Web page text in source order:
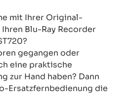
mit Ihrer Original-
Blu-Ray Recorder
gegangen oder
eine praktische
zur Hand haben? Dann
Ersatzfernbedienung die